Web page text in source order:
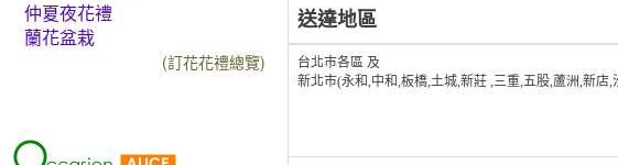
仲夏夜花禮
蘭花盆栽
(訂花花禮總覽)
送達地區
台北市各區 及
新北市(永和,中和,板橋,土城,新莊 ,三重,五股,蘆洲,新店,